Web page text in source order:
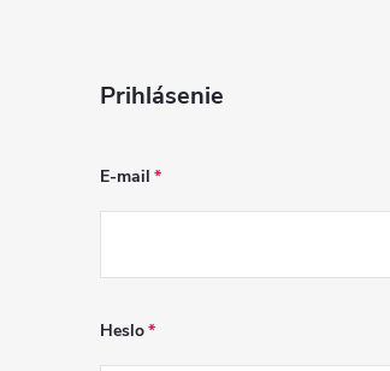
Prihlásenie
E-mail
Heslo